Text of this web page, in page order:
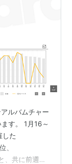
ルバムチャー
す。 1月16～
した
、
、共に前週の